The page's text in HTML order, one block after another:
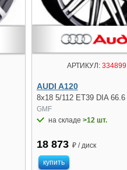
АРТИКУЛ:334899
AUDI A120
8x18 5/112 ET39 DIA 66.6
GMF
на складе >12 шт.
18 873 ₽ / диск
купить